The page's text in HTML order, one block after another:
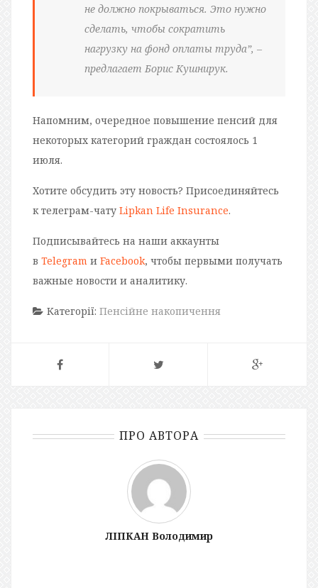
не должно покрываться. Это нужно
сделать, чтобы сократить
нагрузку на фонд оплаты труда”, –
предлагает Борис Кушнирук.
Напомним, очередное повышение пенсий для
некоторых категорий граждан состоялось 1
июля.
Хотите обсудить эту новость? Присоединяйтесь
к телеграм-чату Lipkan Life Insurance.
Подписывайтесь на наши аккаунты
в Telegram и Facebook, чтобы первыми получать
важные новости и аналитику.
Категорії: Пенсійне накопичення
ПРО АВТОРА
ЛІПКАН Володимир